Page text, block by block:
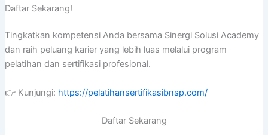
Daftar Sekarang!
Tingkatkan kompetensi Anda bersama Sinergi Solusi Academy
dan raih peluang karier yang lebih luas melalui program
pelatihan dan sertifikasi profesional.
👉 Kunjungi: https://pelatihansertifikasibnsp.com/
Daftar Sekarang